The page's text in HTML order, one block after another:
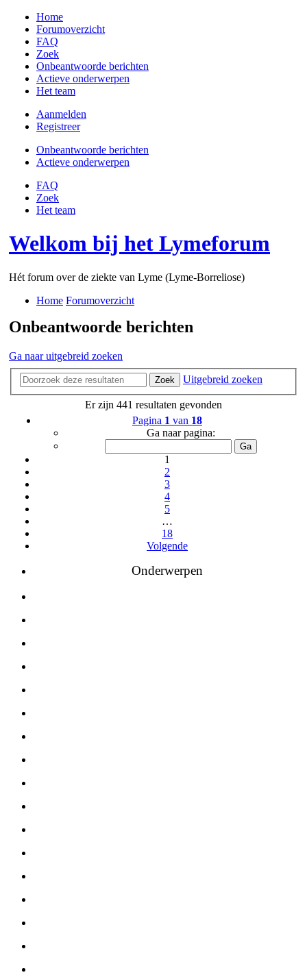
Home
Forumoverzicht
FAQ
Zoek
Onbeantwoorde berichten
Actieve onderwerpen
Het team
Aanmelden
Registreer
Onbeantwoorde berichten
Actieve onderwerpen
FAQ
Zoek
Het team
Welkom bij het Lymeforum
Hét forum over de ziekte van Lyme (Lyme-Borreliose)
Home Forumoverzicht
Onbeantwoorde berichten
Ga naar uitgebreid zoeken
Zoek Uitgebreid zoeken
Er zijn 441 resultaten gevonden
Pagina 1 van 18
Ga naar pagina:
1
2
3
4
5
…
18
Volgende
Onderwerpen